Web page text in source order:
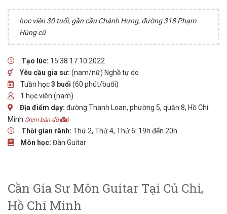
học viên 30 tuổi, gần cầu Chánh Hưng, đường 318 Phạm
Hùng cũ
Tạo lúc: 15:38 17.10.2022
Yêu cầu gia sư: (nam/nữ) Nghề tự do
Tuần học3 buổi (60 phút/buổi)
1 học viên (nam)
Địa điểm dạy: đường Thanh Loan, phường 5, quận 8, Hồ Chí
Minh (Xem bản đồ )
Thời gian rãnh: Thứ 2, Thứ 4, Thứ 6: 19h đến 20h
Môn học: Đàn Guitar
Cần Gia Sư Môn Guitar Tại Củ Chi,
Hồ Chí Minh